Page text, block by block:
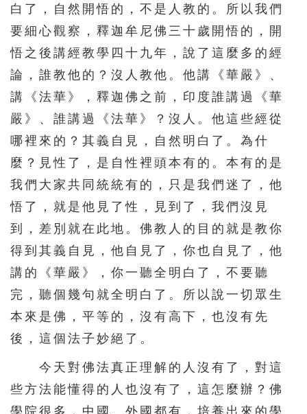
536 537 538 539 540
541 542 543 544 545
546 547 548 549 550
551 552 553 554 555
556 557 558 559 560
566 567 568 569 570
571 572 573 574 575
576 577 578 579 580
581 582 583 584 585
591 592
601 602 603 604 605
606 607 608 609 610
白了，自然開悟的，不是人教的。所以我們
要細心觀察，釋迦牟尼佛三十歲開悟的，開
悟之後講經教學四十九年，說了這麼多的經
論，誰教他的？沒人教他。他講《華嚴》、
講《法華》，釋迦佛之前，印度誰講過《華
嚴》、誰講過《法華》？沒人。他這些經從
哪裡來的？其義自見，自然明白了。為什
麼？見性了，是自性裡頭本有的。本有的是
我們大家共同統統有的，只是我們迷了，他
悟了，就是他見了性，見到了，我們沒見
到，差別就在此地。佛教人的目的就是教你
得到其義自見，他自見了，你也自見了，他
講的《華嚴》，你一聽全明白了，不要聽
完，聽個幾句就全明白了。所以說一切眾生
本來是佛，平等的，沒有高下，也沒有先
後，這個法子妙絕了。
今天對佛法真正理解的人沒有了，對這
些方法能懂得的人也沒有了，這怎麼辦？佛